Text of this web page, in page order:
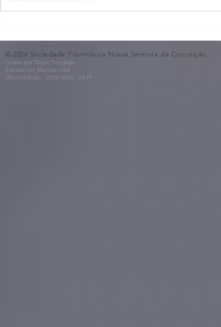
🎵🎶
ao Dia dos
© 2026 Sociedade Filarmônica Nossa Senhora da Conceição.
Criado por Tássio Trindade
Editado por Marcos Lima
Última Edição - 22/07/2026 - 23:19